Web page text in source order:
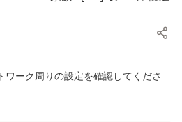
ワーク周りの設定を確認してくださ